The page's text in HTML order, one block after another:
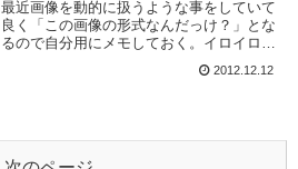
最近画像を動的に扱うような事をしていて
良く「この画像の形式なんだっけ？」とな
るので自分用にメモしておく。イロイロあ
って拡張子と中身のデータが合わない事良
くあるので...。基本的に Linux 上で作業し
2012.12.12